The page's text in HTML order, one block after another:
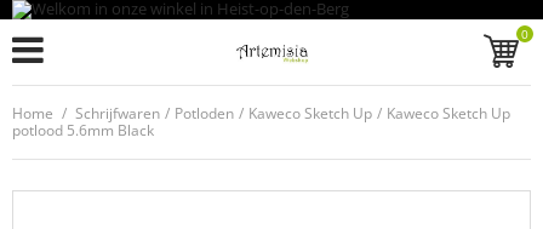
0
Home / Schrijfwaren / Potloden / Kaweco Sketch Up / Kaweco Sketch Up
potlood 5.6mm Black